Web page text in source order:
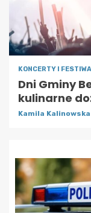
KONCERTY I
Dni Gminy
kulinarne
Kamila Kalinowska